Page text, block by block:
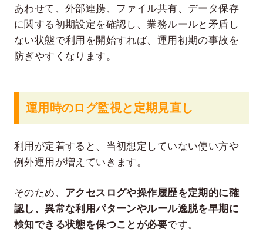
あわせて、外部連携、ファイル共有、データ保存
に関する初期設定を確認し、業務ルールと矛盾し
ない状態で利用を開始すれば、運用初期の事故を
防ぎやすくなります。
運用時のログ監視と定期見直し
利用が定着すると、当初想定していない使い方や
例外運用が増えていきます。
そのため、 アクセスログや操作履歴を定期的に確
認し、異常な利用パターンやルール逸脱を早期に
検知できる状態を保つことが必要です。